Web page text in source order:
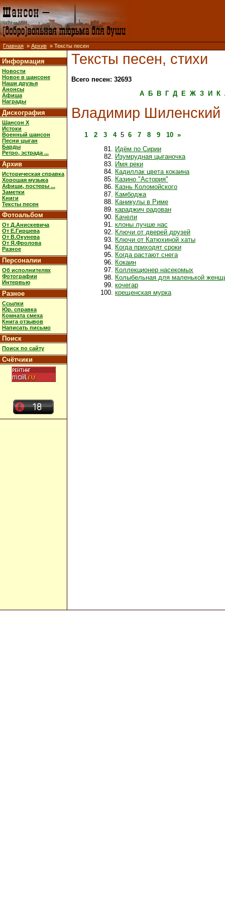
Главная » Архив » Тексты песен
Информация
Новости
Новое в шансоне
Наши друзья
Анонсы
Афиша
Награды
Дискография
Шансон X
Истоки
Военный шансон
Песни цыган
Барды
Ретро, эстрада ...
Архив
Историческая справка
Хорошая музыка
Афиши, постеры ...
Заметки
Книги
Тексты песен
Фотоальбом
От Д.Анискевича
От Е.Гиршева
От В.Окунева
От Я.Фролова
Разное
Персоналии
Об исполнителях
Фотографии
Интервью
Разное
Ссылки
Юр. справка
Комната смеха
Книга отзывов
Написать письмо
Поиск
Поиск по сайту
Счётчики
Тексты песен, стихи
Всего песен: 32693
А
Б В Г Д Е Ж З И К
Владимир Шиленский
1 2 3 45 6 7 8 9 10 »
Идём по Сирии
Изумрудная цыганочка
Имя реки
Кадиллак цвета кокаина
Казино "Астория"
Казнь Коломойского
Камбоджа
Каникулы в Риме
караджич радован
Качели
клоны лучше нас
Ключи от дверей друзей
Ключи от Катюхиной хаты
Когда приходят сроки
Когда растают снега
Кокаин
Коллекционер насекомых
Колыбельная для маленькой
кочегар
крещенская мурка